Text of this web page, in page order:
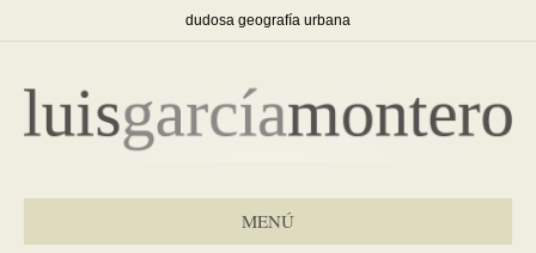
dudosa geografía urbana
MENÚ